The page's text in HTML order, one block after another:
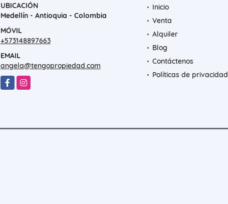
UBICACIÓN
Medellín - Antioquia - Colombia
MÓVIL
+573148897663
EMAIL
angela@tengopropiedad.com
FacebookInstagram
Inicio
Venta
Alquiler
Blog
Contáctenos
Políticas de privacidad